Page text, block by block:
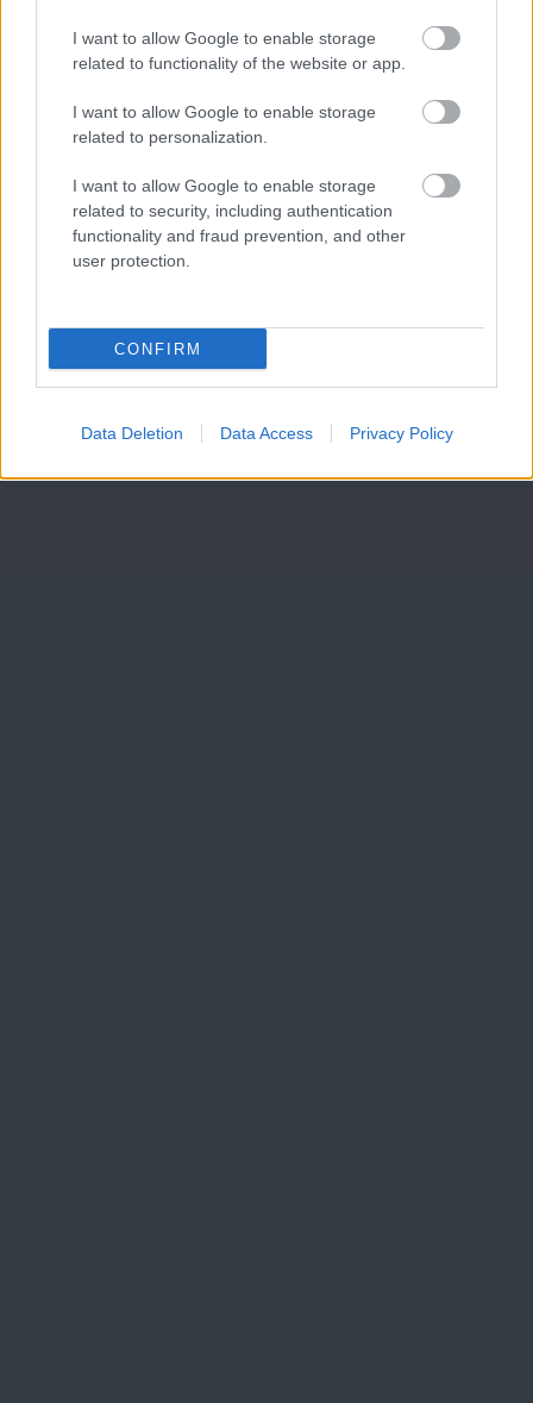
I want to allow Google to enable storage
related to functionality of the website or app.
I want to allow Google to enable storage
related to personalization.
I want to allow Google to enable storage
related to security, including authentication
functionality and fraud prevention, and other
user protection.
CONFIRM
Data Deletion Data Access Privacy Policy